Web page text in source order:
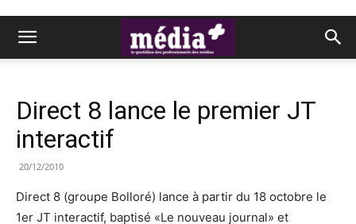
Direct 8 lance le premier JT
interactif
20/12/2010
Direct 8 (groupe Bolloré) lance à partir du 18 octobre le
1er JT interactif, baptisé «Le nouveau journal» et